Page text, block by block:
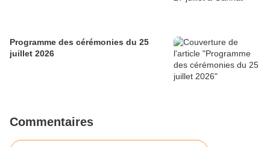
Programme des cérémonies du 25
juillet 2026
Commentaires